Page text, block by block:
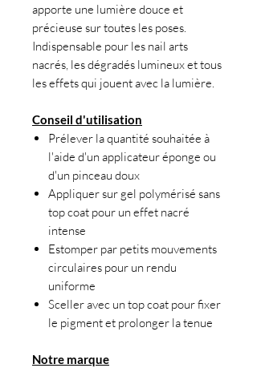
apporte une lumière douce et
précieuse sur toutes les poses.
Indispensable pour les nail arts
nacrés, les dégradés lumineux et tous
les effets qui jouent avec la lumière.
Conseil d'utilisation
Prélever la quantité souhaitée à
l'aide d'un applicateur éponge ou
d'un pinceau doux
Appliquer sur gel polymérisé sans
top coat pour un effet nacré
intense
Estomper par petits mouvements
circulaires pour un rendu
uniforme
Sceller avec un top coat pour fixer
le pigment et prolonger la tenue
Notre marque